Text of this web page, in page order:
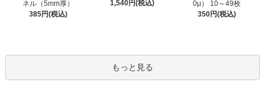
ネル（5mm厚）
385円(税込)
1,540円(税込)
0μ） 10～49枚
350円(税込)
もっと見る